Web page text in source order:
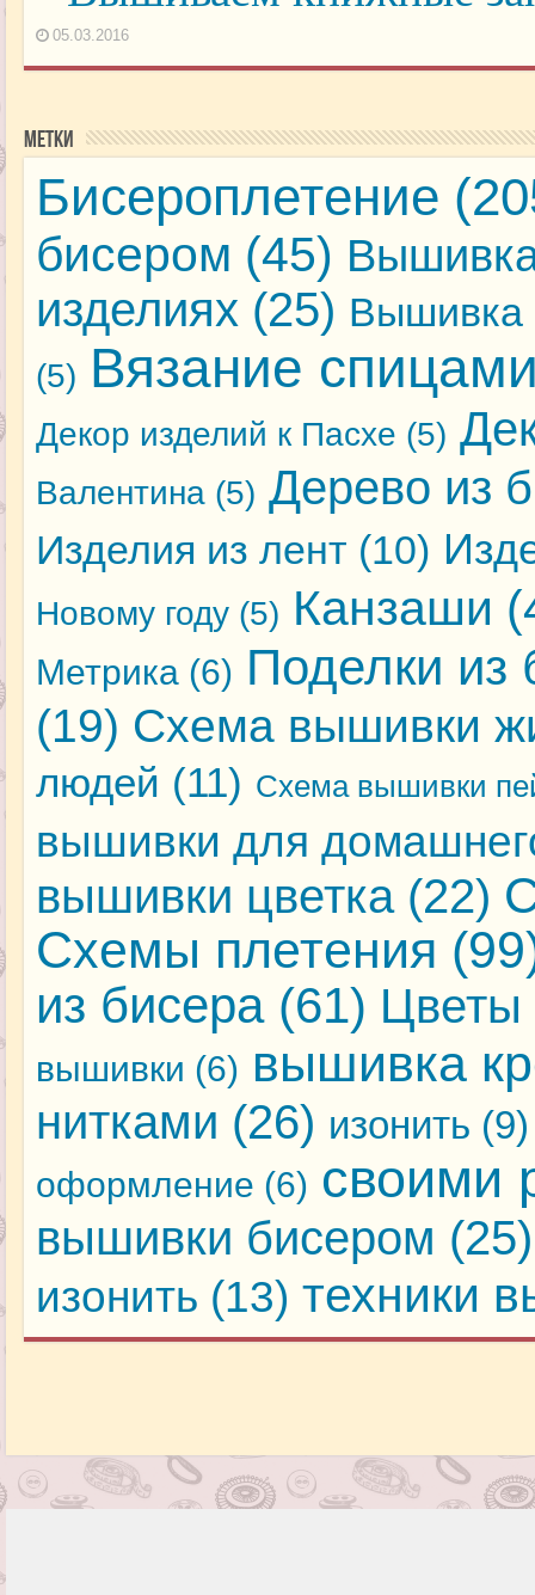
05.03.2016
Метки
Бисероплетение
бисером (45)
изделиях (25) Вышивка
(5) Вязание
Декор изделий к Пасхе (5)
Валентина(5) Дерево из
Изделия из лент (10)
Новому году(5) Канзаши
Метрика(6) Поделки из
(19) Схема вышивки
людей (11) Схема вышивки
вышивки для
вышивки цветка(22)
Схемы плетения
из бисера(61) Цветы
вышивки (6) вышивка
нитками (26) изонить (9)
оформление (6) своими
вышивки бисером (25)
изонить (13) техники